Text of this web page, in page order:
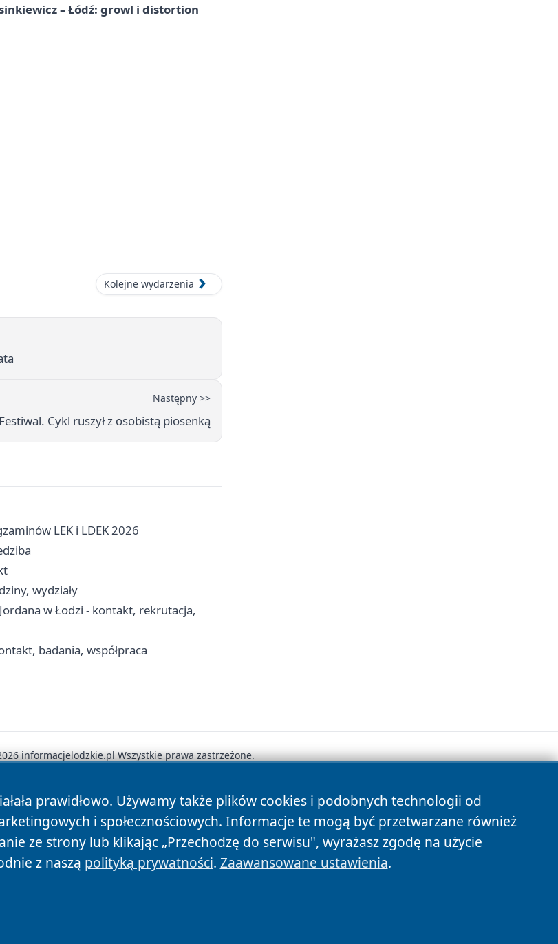
– Łódź: growl i distortion
Kolejne wydarzenia
Następny >>
Cykl ruszył z osobistą piosenką
LEK i LDEK 2026
wydziały
w Łodzi - kontakt, rekrutacja,
badania, współpraca
prawidłowo. Używamy także plików cookies i podobnych technologii od
i społecznościowych. Informacje te mogą być przetwarzane również
ze strony lub klikając „Przechodzę do serwisu", wyrażasz zgodę na użycie
z naszą polityką prywatności. Zaawansowane ustawienia.
informacjelodzkie.pl Wszystkie prawa zastrzeżone.
Polityka Prywatności Polityka Cookies